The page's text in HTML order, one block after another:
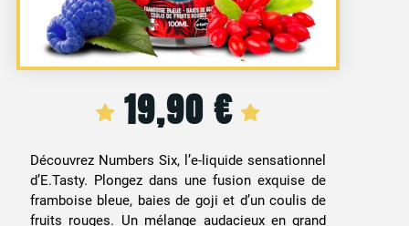
19,90 €
Découvrez Numbers Six, l’e-liquide sensationnel
d’E.Tasty. Plongez dans une fusion exquise de
framboise bleue, baies de goji et d’un coulis de
fruits rouges. Un mélange audacieux en grand